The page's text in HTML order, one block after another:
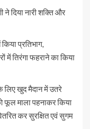
ने दिया नारी शक्ति और
प्रतिभाग,
में तिरंगा फहराने का किया
खुद मैदान में उतरे
माला पहनाकर किया
कर सुरक्षित एवं सुगम